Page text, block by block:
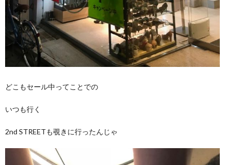
どこもセール中ってことでの
いつも行く
2nd STREETも覗きに行ったんじゃ